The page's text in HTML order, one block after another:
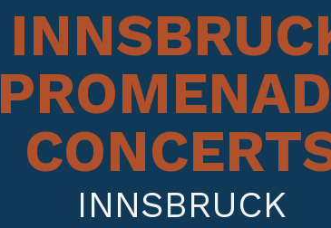
INNSBRUCK